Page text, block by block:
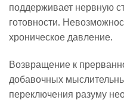
поддерживает нервную
готовности.
хроническое давление.
Возвращение к
добавочных
переключения разуму